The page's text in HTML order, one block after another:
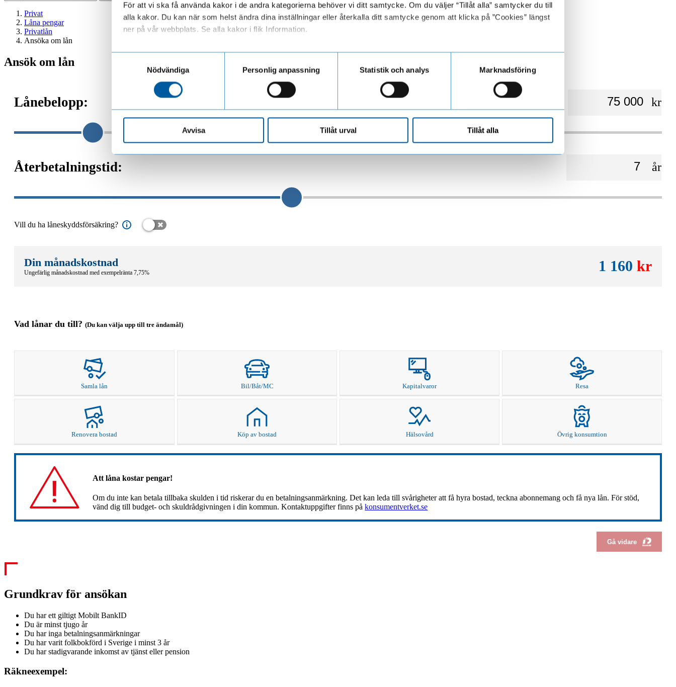
För att vi ska få använda kakor i de andra kategorierna behöver vi ditt samtycke. Om du väljer “Tillåt alla” samtycker du till
alla kakor. Du kan när som helst ändra dina inställningar eller återkalla ditt samtycke genom att klicka på ”Cookies” längst
ner på vår webbplats. Se alla kakor i flik Information.
Läs mer om hur vi behandlar personuppgifter när du besöker vår webbplats
Nödvändiga
Personlig anpassning Statistik och analys Marknadsföring
Avvisa Tillåt urval Tillåt alla
Privat
Låna pengar
Privatlån
Ansöka om lån
Ansök om lån
Lånebelopp: kr
Återbetalningstid: år
Vill du ha låneskyddsförsäkring?
Din månadskostnad
Ungefärlig månadskostnad med exempelränta 7,75% 1 160 kr
Vad lånar du till? (Du kan välja upp till tre ändamål)
Samla lån Bil/Båt/MC Kapitalvaror Resa
Renovera bostad Köp av bostad Hälsovård Övrig konsumtion
Att låna kostar pengar!
Om du inte kan betala tillbaka skulden i tid riskerar du en betalningsanmärkning. Det kan leda till svårigheter att få hyra bostad, teckna abonnemang och få nya lån. För stöd,
vänd dig till budget- och skuldrådgivningen i din kommun. Kontaktuppgifter finns påkonsumentverket.se
Gå vidare
Grundkrav för ansökan
Du har ett giltigt Mobilt BankID
Du är minst tjugo år
Du har inga betalningsanmärkningar
Du har varit folkbokförd i Sverige i minst 3 år
Du har stadigvarande inkomst av tjänst eller pension
Räkneexempel: